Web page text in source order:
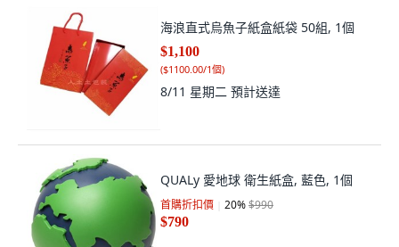
海浪直式烏魚子紙盒紙袋 50組, 1個
$1,100
($1100.00/1個)
8/11 星期二 預計送達
QUALy 愛地球 衛生紙盒, 藍色, 1個
首購折扣價 20%$990
$790